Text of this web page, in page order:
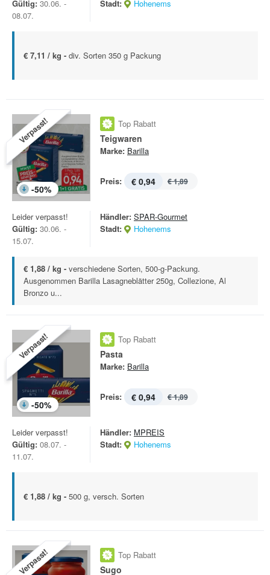
Gültig: 30.06. -
08.07.
Stadt:
Hohenems
€ 7,11 / kg - div. Sorten 350 g Packung
Verpasst!
-50%
Top Rabatt
Teigwaren
Marke: Barilla
Preis: € 0,94 € 1,89
Leider verpasst!
Gültig: 30.06. -
15.07.
Händler: SPAR-Gourmet
Stadt:
Hohenems
€ 1,88 / kg - verschiedene Sorten, 500-g-Packung.
Ausgenommen Barilla Lasagneblätter 250g, Collezione, Al
Bronzo u...
Verpasst!
-50%
Top Rabatt
Pasta
Marke: Barilla
Preis: € 0,94 € 1,89
Leider verpasst!
Gültig: 08.07. -
11.07.
Händler: MPREIS
Stadt:
Hohenems
€ 1,88 / kg - 500 g, versch. Sorten
Verpasst! Top Rabatt
Sugo